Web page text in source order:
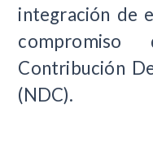
integración de
Contribución
(NDC).